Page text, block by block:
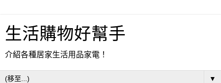
生活購物好幫手
介紹各種居家生活用品家電！
▼